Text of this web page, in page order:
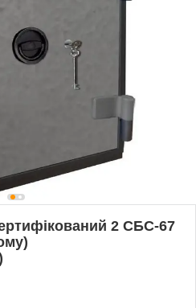
2 СБС-67